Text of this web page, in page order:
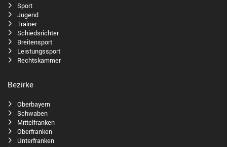
Sport
Jugend
Trainer
Schiedsrichter
Breitensport
Leistungssport
Rechtskammer
Bezirke
Oberbayern
Schwaben
Mittelfranken
Oberfranken
Unterfranken